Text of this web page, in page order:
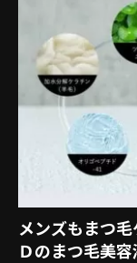
メンズもまつ
Ｄのまつ毛美